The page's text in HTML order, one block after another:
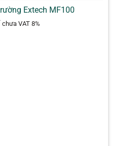
Extech MF100
chưa VAT 8%